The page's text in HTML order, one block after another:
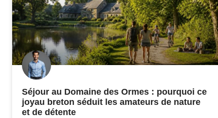
Séjour au Domaine des Ormes : pourquoi ce
joyau breton séduit les amateurs de nature
et de détente